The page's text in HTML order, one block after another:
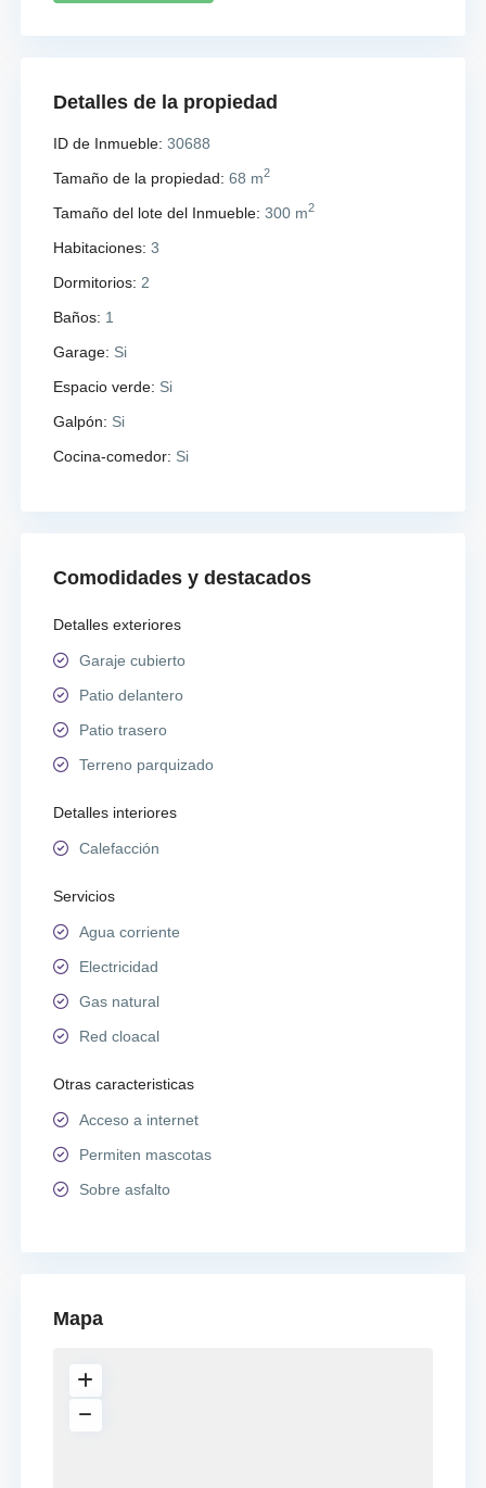
Detalles de la propiedad
ID de Inmueble: 30688
Tamaño de la propiedad: 68 m2
Tamaño del lote del Inmueble: 300 m2
Habitaciones: 3
Dormitorios: 2
Baños: 1
Garage: Si
Espacio verde: Si
Galpón: Si
Cocina-comedor: Si
Comodidades y destacados
Detalles exteriores
Garaje cubierto
Patio delantero
Patio trasero
Terreno parquizado
Detalles interiores
Calefacción
Servicios
Agua corriente
Electricidad
Gas natural
Red cloacal
Otras caracteristicas
Acceso a internet
Permiten mascotas
Sobre asfalto
Mapa